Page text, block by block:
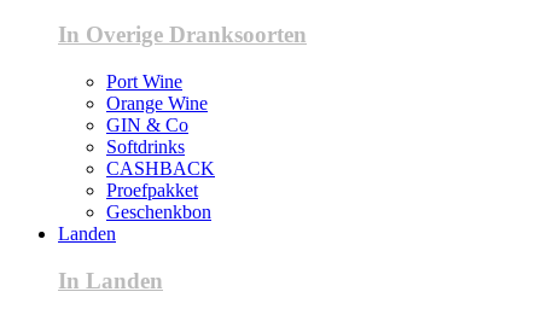
In Overige Dranksoorten
Port Wine
Orange Wine
GIN & Co
Softdrinks
CASHBACK
Proefpakket
Geschenkbon
Landen
In Landen